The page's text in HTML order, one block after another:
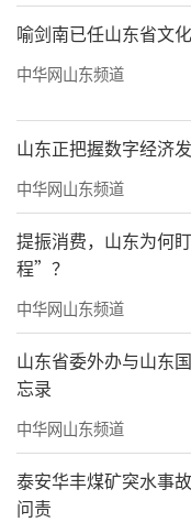
6月28日晚
市”准时出摊
英、泰安市基层
专家为市民提供
询，并现场为有
服务，同时在饮
给予了科学指导。
喻剑南已任山东省文
中华网山东频道
山东正把握数字经济
中华网山东频道
提振消费，山东为何
程”？
中华网山东频道
山东省委外办与山东
忘录
中华网山东频道
泰安华丰煤矿突水事
问责